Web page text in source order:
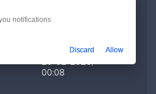
20-02-2026,
00:08
notifications
Discard Allow